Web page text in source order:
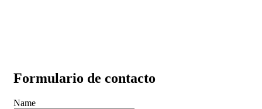
Formulario de contacto
Name